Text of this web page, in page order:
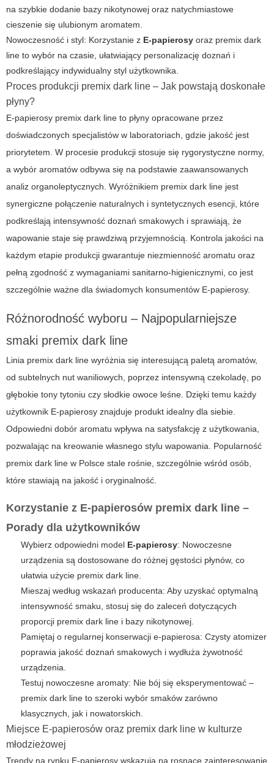
na szybkie dodanie bazy nikotynowej oraz natychmiastowe
cieszenie się ulubionym aromatem.
Nowoczesność i styl: Korzystanie z E-papierosy oraz premix dark
line to wybór na czasie, ułatwiający personalizację doznań i
podkreślający indywidualny styl użytkownika.
Proces produkcji premix dark line – Jak powstają doskonałe
płyny?
E-papierosy premix dark line to płyny opracowane przez
doświadczonych specjalistów w laboratoriach, gdzie jakość jest
priorytetem. W procesie produkcji stosuje się rygorystyczne normy,
a wybór aromatów odbywa się na podstawie zaawansowanych
analiz organoleptycznych. Wyróżnikiem premix dark line jest
synergiczne połączenie naturalnych i syntetycznych esencji, które
podkreślają intensywność doznań smakowych i sprawiają, że
wapowanie staje się prawdziwą przyjemnością. Kontrola jakości na
każdym etapie produkcji gwarantuje niezmienność aromatu oraz
pełną zgodność z wymaganiami sanitarno-higienicznymi, co jest
szczególnie ważne dla świadomych konsumentów E-papierosy.
Różnorodność wyboru – Najpopularniejsze
smaki premix dark line
Linia premix dark line wyróżnia się interesującą paletą aromatów,
od subtelnych nut waniliowych, poprzez intensywną czekoladę, po
głębokie tony tytoniu czy słodkie owoce leśne. Dzięki temu każdy
użytkownik E-papierosy znajduje produkt idealny dla siebie.
Odpowiedni dobór aromatu wpływa na satysfakcję z użytkowania,
pozwalając na kreowanie własnego stylu wapowania. Popularność
premix dark line w Polsce stale rośnie, szczególnie wśród osób,
które stawiają na jakość i oryginalność.
Korzystanie z E-papierosów premix dark line –
Porady dla użytkowników
Wybierz odpowiedni model E-papierosy: Nowoczesne
urządzenia są dostosowane do różnej gęstości płynów, co
ułatwia użycie premix dark line.
Mieszaj według wskazań producenta: Aby uzyskać optymalną
intensywność smaku, stosuj się do zaleceń dotyczących
proporcji premix dark line i bazy nikotynowej.
Pamiętaj o regularnej konserwacji e-papierosa: Czysty atomizer
poprawia jakość doznań smakowych i wydłuża żywotność
urządzenia.
Testuj nowoczesne aromaty: Nie bój się eksperymentować –
premix dark line to szeroki wybór smaków zarówno
klasycznych, jak i nowatorskich.
Miejsce E-papierosów oraz premix dark line w kulturze
młodzieżowej
Trendy na rynku E-papierosy wskazują na rosnące zainteresowanie